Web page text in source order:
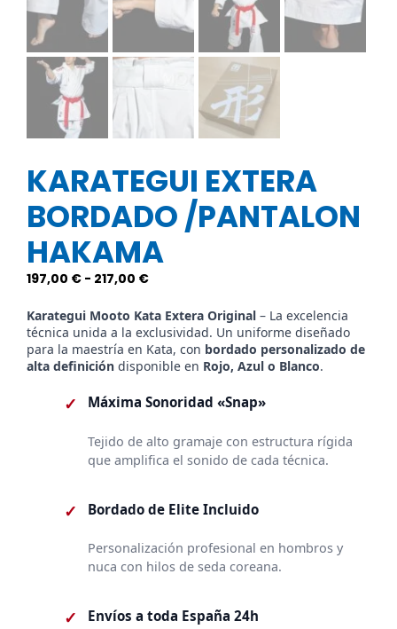
KARATEGUI EXTERA
BORDADO /PANTALON
HAKAMA
197,00 € - 217,00 €Rango
precios:
desde
197,00 €
hasta
Karategui Mooto Kata Extera Original – La excelencia
técnica unida a la exclusividad. Un uniforme diseñado
para la maestría en Kata, con bordado personalizado de
alta definición disponible en Rojo, Azul o Blanco.
✓ Máxima Sonoridad «Snap»
Tejido de alto gramaje con estructura rígida
que amplifica el sonido de cada técnica.
✓ Bordado de Elite Incluido
Personalización profesional en hombros y
nuca con hilos de seda coreana.
✓ Envíos a toda España 24h